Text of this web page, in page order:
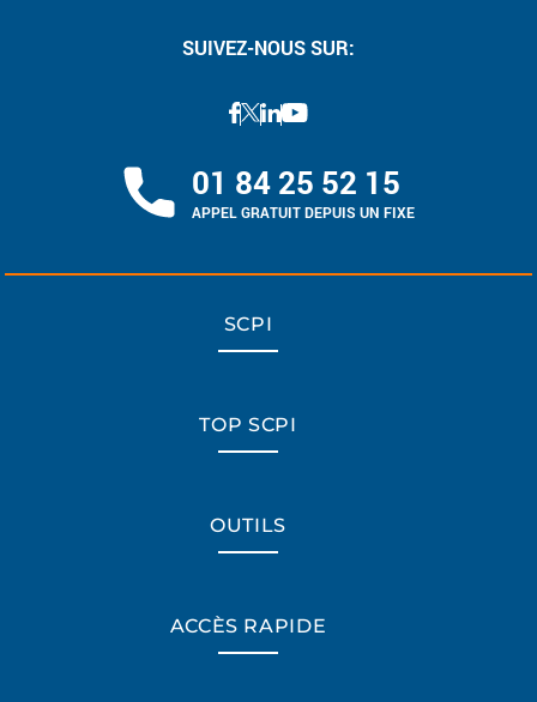
SUIVEZ-NOUS SUR:
01 84 25 52 15
APPEL GRATUIT DEPUIS UN FIXE
SCPI
TOP SCPI
OUTILS
ACCÈS RAPIDE